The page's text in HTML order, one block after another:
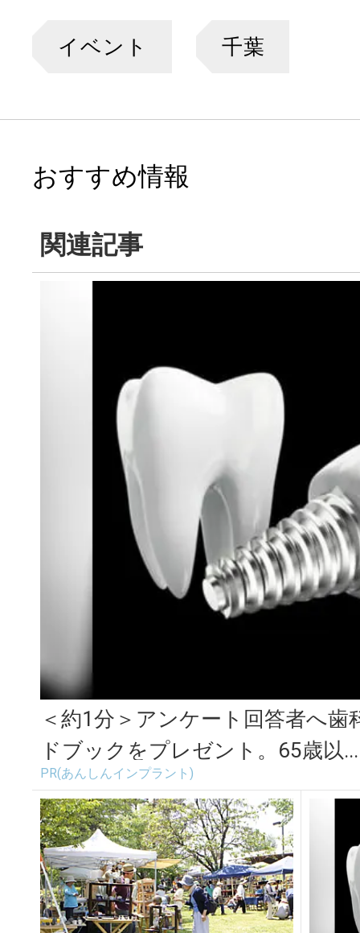
イベント 千葉
おすすめ情報
関連記事
＜約1分＞アンケート回答者へ
ドブックをプレゼント。65歳以...
PR(あんしんインプラント)